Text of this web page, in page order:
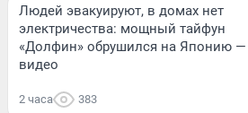
Людей эвакуируют, в домах нет
электричества: мощный тайфун
«Долфин» обрушился на Японию —
видео
2 часа 383